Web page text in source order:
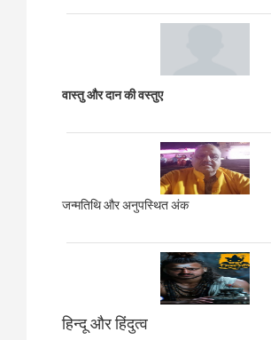
वास्तु और दान की वस्तुए
जन्मतिथि और अनुपस्थित अंक
हिन्दू और हिंदुत्व